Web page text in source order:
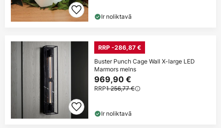
Ir noliktavā
RRP -286,87 €
Buster Punch Cage Wall X-large LED
Marmors melns
969,90 €
RRP1 256,77 €
Ir noliktavā